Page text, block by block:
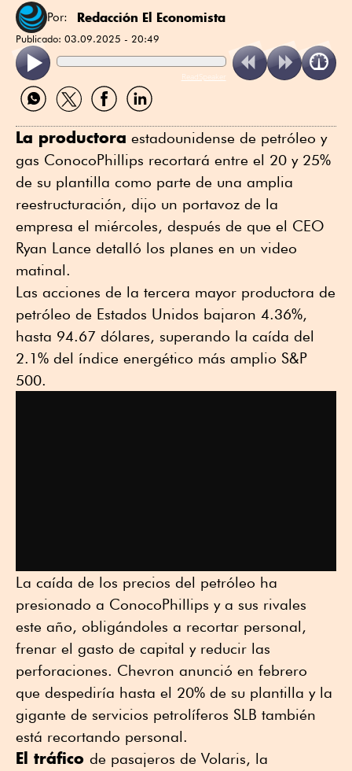
Por: Redacción El Economista
Publicado: 03.09.2025 - 20:49
ReadSpeaker
Compartir
por
Compartir
por
Compartir
por
Compartir
por
La productora estadounidense de petróleo y
gas ConocoPhillips recortará entre el 20 y 25%
de su plantilla como parte de una amplia
reestructuración, dijo un portavoz de la
empresa el miércoles, después de que el CEO
Ryan Lance detalló los planes en un video
matinal.
Las acciones de la tercera mayor productora de
petróleo de Estados Unidos bajaron 4.36%,
hasta 94.67 dólares, superando la caída del
2.1% del índice energético más amplio S&P
500.
La caída de los precios del petróleo ha
presionado a ConocoPhillips y a sus rivales
este año, obligándoles a recortar personal,
frenar el gasto de capital y reducir las
perforaciones. Chevron anunció en febrero
que despediría hasta el 20% de su plantilla y la
gigante de servicios petrolíferos SLB también
está recortando personal.
El tráfico de pasajeros de Volaris, la